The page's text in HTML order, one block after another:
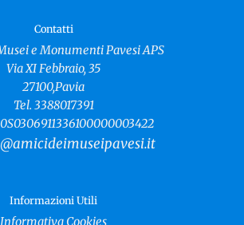
Contatti
e Monumenti Pavesi APS
Via XI Febbraio, 35
27100,Pavia
Tel. 3388017391
Informazioni Utili
Informativa Cookies